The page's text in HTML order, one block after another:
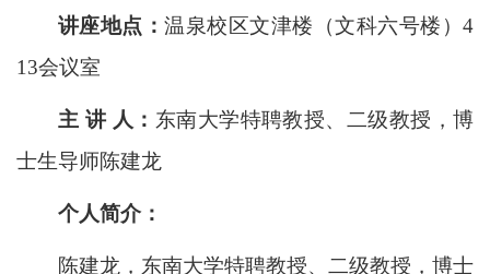
讲座地点：温泉校区文津楼（文科六号楼）4
13会议室
主 讲 人： 东南大学特聘教授、二级教授，博
士生导师陈建龙
个人简介：
陈建龙，东南大学特聘教授、二级教授，博士